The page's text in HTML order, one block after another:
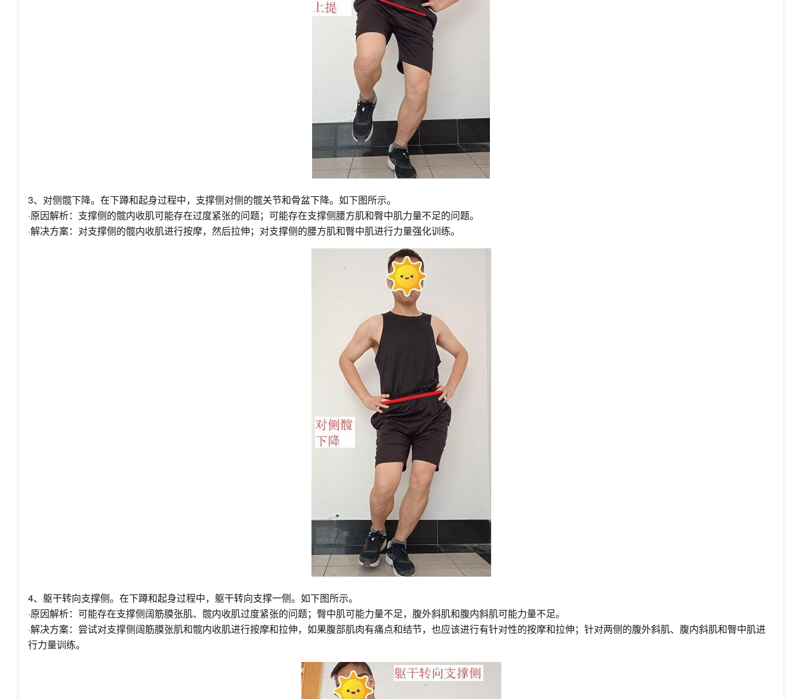
3、对侧髋下降。在下蹲和起身过程中，支撑侧对侧的髋关节和骨盆下降。如下图所示。
·原因解析：支撑侧的髋内收肌可能存在过度紧张的问题；可能存在支撑侧腰方肌和臀中肌力量不足的问题。
·解决方案：对支撑侧的髋内收肌进行按摩，然后拉伸；对支撑侧的腰方肌和臀中肌进行力量强化训练。
4、躯干转向支撑侧。在下蹲和起身过程中，躯干转向支撑一侧。如下图所示。
·原因解析：可能存在支撑侧阔筋膜张肌、髋内收肌过度紧张的问题；臀中肌可能力量不足，腹外斜肌和腹内斜肌可能力量不足。
·解决方案：尝试对支撑侧阔筋膜张肌和髋内收肌进行按摩和拉伸，如果腹部肌肉有痛点和结节，也应该进行有针对性的按摩和拉伸；针对两侧的腹外斜肌、腹内斜肌和臀中肌进
行力量训练。